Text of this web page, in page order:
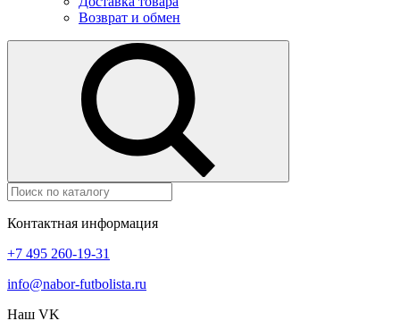
Возврат и обмен
Контактная информация
+7 495 260-19-31
info@nabor-futbolista.ru
Наш VK